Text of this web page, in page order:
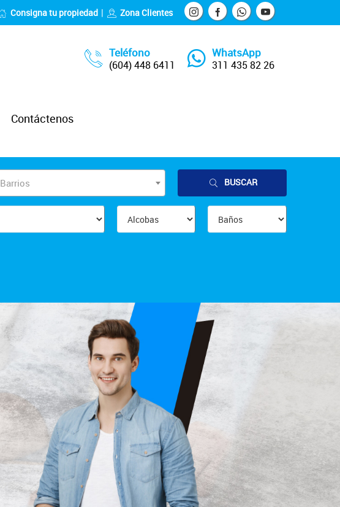
Consigna tu propiedad Zona Clientes
Teléfono
(604) 448 6411
WhatsApp
311 435 82 26
Contáctenos
Barrios BUSCAR